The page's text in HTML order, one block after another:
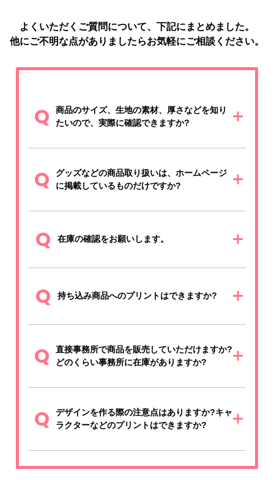
よくいただくご質問について、下記にまとめました。
他にご不明な点がありましたらお気軽にご相談ください。
Q
商品のサイズ、生地の素材、厚さなどを知り
たいので、実際に確認できますか?
Q
グッズなどの商品取り扱いは、ホームページ
に掲載しているものだけですか?
Q 在庫の確認をお願いします。
Q 持ち込み商品へのプリントはできますか?
Q
直接事務所で商品を販売していただけますか?
どのくらい事務所に在庫がありますか?
Q
デザインを作る際の注意点はありますか?キャ
ラクターなどのプリントはできますか?